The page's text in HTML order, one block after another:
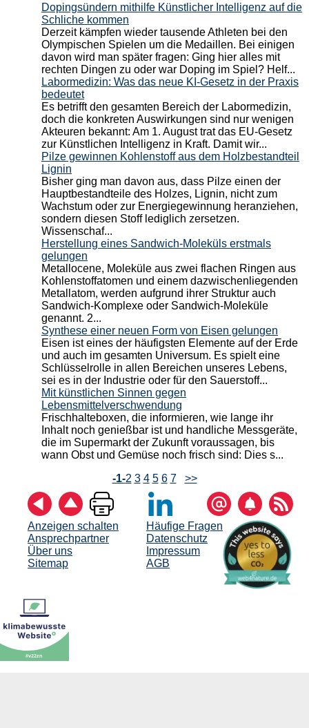
Dopingsündern mithilfe Künstlicher Intelligenz auf die
Schliche kommen
Derzeit kämpfen wieder tausende Athleten bei den
Olympischen Spielen um die Medaillen. Bei einigen
davon wird man später fragen: Ging hier alles mit
rechten Dingen zu oder war Doping im Spiel? Helf...
Labormedizin: Was das neue KI-Gesetz in der Praxis
bedeutet
Es betrifft den gesamten Bereich der Labormedizin,
doch die konkreten Auswirkungen sind nur wenigen
Akteuren bekannt: Am 1. August trat das EU-Gesetz
zur Künstlichen Intelligenz in Kraft. Damit wir...
Pilze gewinnen Kohlenstoff aus dem Holzbestandteil
Lignin
Bisher ging man davon aus, dass Pilze einen der
Hauptbestandteile des Holzes, Lignin, nicht zum
Wachstum oder zur Energiegewinnung heranziehen,
sondern diesen Stoff lediglich zersetzen.
Wissenschaf...
Herstellung eines Sandwich-Moleküls erstmals
gelungen
Metallocene, Moleküle aus zwei flachen Ringen aus
Kohlenstoffatomen und einem dazwischenliegenden
Metallatom, werden aufgrund ihrer Struktur auch
Sandwich-Komplexe oder Sandwich-Moleküle
genannt. 2...
Synthese einer neuen Form von Eisen gelungen
Eisen ist eines der häufigsten Elemente auf der Erde
und auch im gesamten Universum. Es spielt eine
Schlüsselrolle in allen Bereichen unseres Lebens,
sei es in der Industrie oder für den Sauerstoff...
Mit künstlichen Sinnen gegen
Lebensmittelverschwendung
Frischhalteboxen, die informieren, wie lange ihr
Inhalt noch genießbar ist und handliche Messgeräte,
die im Supermarkt der Zukunft voraussagen, bis
wann Obst und Gemüse noch frisch sind: Dies s...
-1-2 3 4 5 6 7 >>
Anzeigen schalten
Ansprechpartner
Über uns
Sitemap
Häufige Fragen
Datenschutz
Impressum
AGB